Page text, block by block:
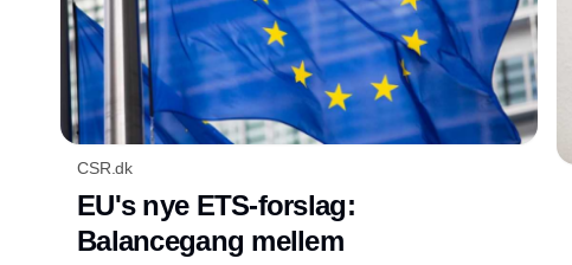
CSR.dk
EU's nye ETS-forslag:
Balancegang mellem